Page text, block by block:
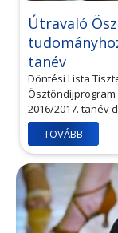
Útravaló
tanév
Döntési Lista
2016/2017. tanév
TOVÁBB